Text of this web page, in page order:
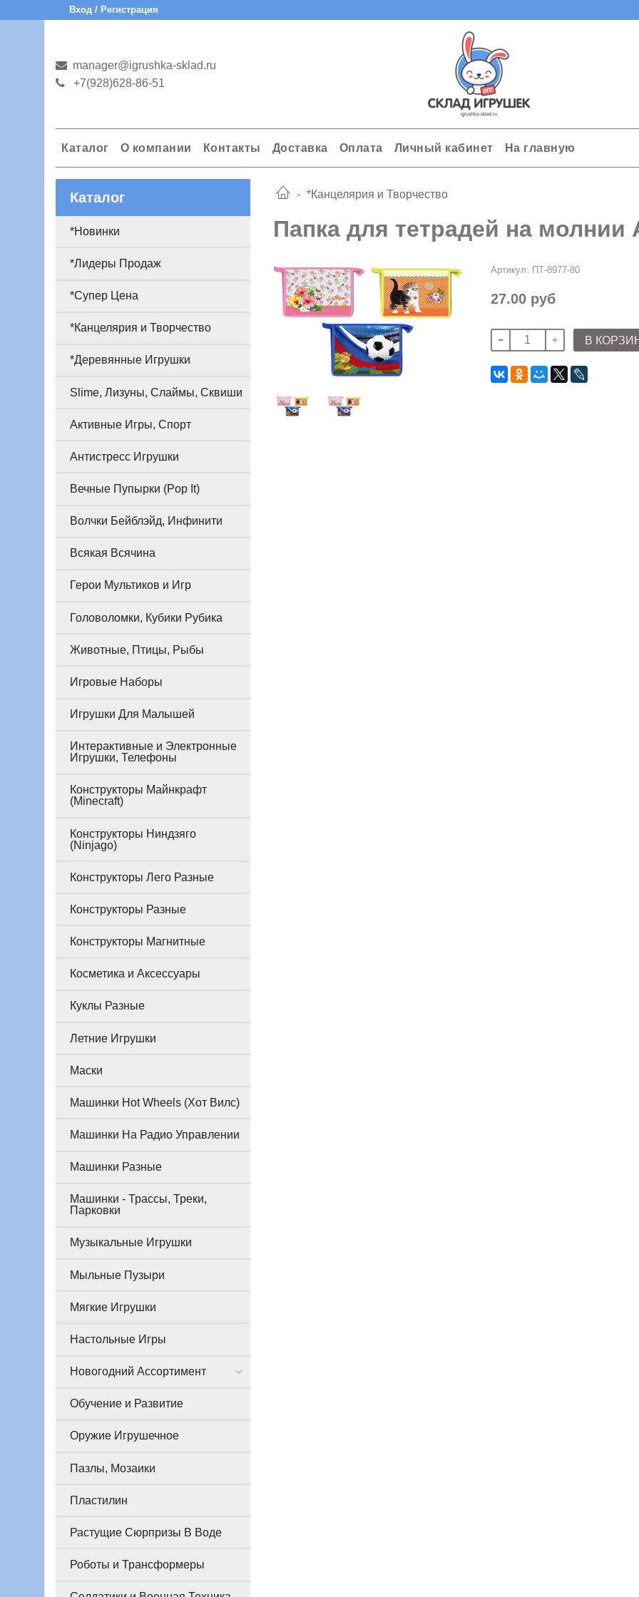
Вход / Регистрация
manager@igrushka-sklad.ru
+7(928)628-86-51
Каталог О компании Контакты Доставка Оплата Личный кабинет На главную
*Канцелярия и Творчество
Папка для тетрадей на молнии
Артикул: ПТ-8977-80
27.00 руб
В
Каталог
*Новинки
*Лидеры Продаж
*Супер Цена
*Канцелярия и Творчество
*Деревянные Игрушки
Slime, Лизуны, Слаймы, Сквиши
Активные Игры, Спорт
Антистресс Игрушки
Вечные Пупырки (Pop It)
Волчки Бейблэйд, Инфинити
Всякая Всячина
Герои Мультиков и Игр
Головоломки, Кубики Рубика
Животные, Птицы, Рыбы
Игровые Наборы
Игрушки Для Малышей
Интерактивные и Электронные
Игрушки, Телефоны
Конструкторы Майнкрафт
(Minecraft)
Конструкторы Ниндзяго
(Ninjago)
Конструкторы Лего Разные
Конструкторы Разные
Конструкторы Магнитные
Косметика и Аксессуары
Куклы Разные
Летние Игрушки
Маски
Машинки Hot Wheels (Хот Вилс)
Машинки На Радио Управлении
Машинки Разные
Машинки - Трассы, Треки,
Парковки
Музыкальные Игрушки
Мыльные Пузыри
Мягкие Игрушки
Настольные Игры
Новогодний Ассортимент
Обучение и Развитие
Оружие Игрушечное
Пазлы, Мозаики
Пластилин
Растущие Сюрпризы В Воде
Роботы и Трансформеры